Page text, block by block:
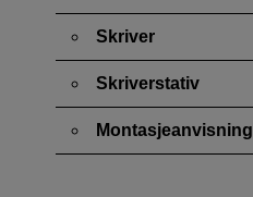
Skriver
Skriverstativ
Montasjeanvisning